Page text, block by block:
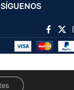
SÍGUENOS